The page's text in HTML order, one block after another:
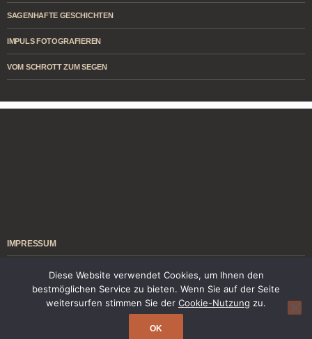
SAGENHAFTE GESCHICHTEN
IMPULS FOTOGRAFIEREN
VOM SCHROTT ZUM SEGEN
IMPRESSUM
KONTAKT
Diese Website verwendet Cookies, um Ihnen den
bestmöglichen Service zu bieten. Wenn Sie auf der Seite
weitersurfen stimmen Sie der Cookie-Nutzung zu.
OK